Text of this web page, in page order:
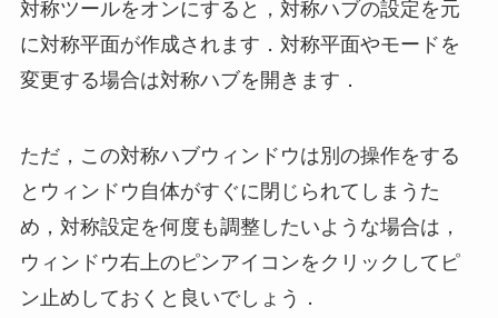
対称ツールをオンにすると，対称ハブの設定を元
に対称平面が作成されます．対称平面やモードを
変更する場合は対称ハブを開きます．
ただ，この対称ハブウィンドウは別の操作をする
とウィンドウ自体がすぐに閉じられてしまうた
め，対称設定を何度も調整したいような場合は，
ウィンドウ右上のピンアイコンをクリックしてピ
ン止めしておくと良いでしょう．